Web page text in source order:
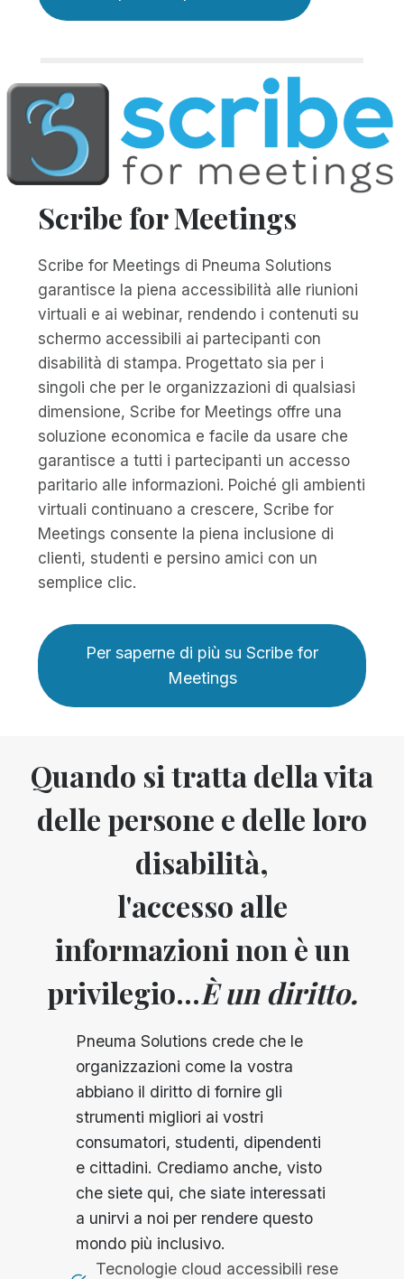
Scribe for Meetings
Scribe for Meetings di Pneuma Solutions
garantisce la piena accessibilità alle riunioni
virtuali e ai webinar, rendendo i contenuti su
schermo accessibili ai partecipanti con
disabilità di stampa. Progettato sia per i
singoli che per le organizzazioni di qualsiasi
dimensione, Scribe for Meetings offre una
soluzione economica e facile da usare che
garantisce a tutti i partecipanti un accesso
paritario alle informazioni. Poiché gli ambienti
virtuali continuano a crescere, Scribe for
Meetings consente la piena inclusione di
clienti, studenti e persino amici con un
semplice clic.
Per saperne di più su Scribe for
Meetings
Quando si tratta della vita
delle persone e delle loro
disabilità,
l'accesso alle
informazioni non è un
privilegio...È un diritto.
Pneuma Solutions crede che le
organizzazioni come la vostra
abbiano il diritto di fornire gli
strumenti migliori ai vostri
consumatori, studenti, dipendenti
e cittadini. Crediamo anche, visto
che siete qui, che siate interessati
a unirvi a noi per rendere questo
mondo più inclusivo.
Tecnologie cloud accessibili rese